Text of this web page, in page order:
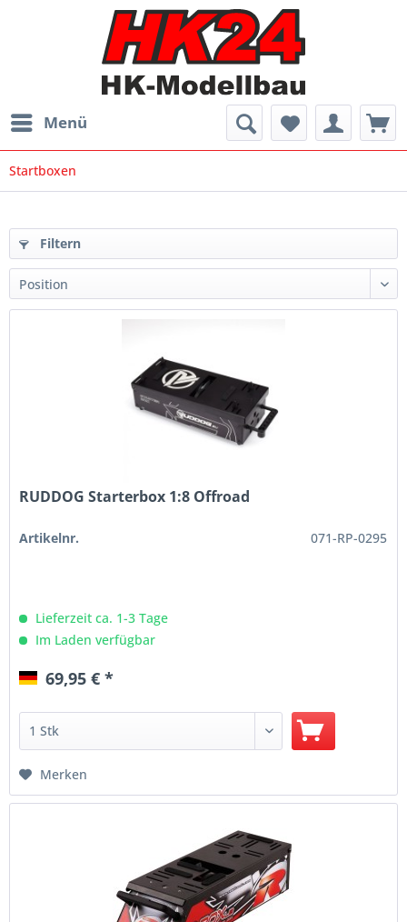
Menü
Startboxen
Filtern
RUDDOG Starterbox 1:8 Offroad
Artikelnr. 071-RP-0295
Lieferzeit ca. 1-3 Tage
Im Laden verfügbar
69,95 € *
Merken